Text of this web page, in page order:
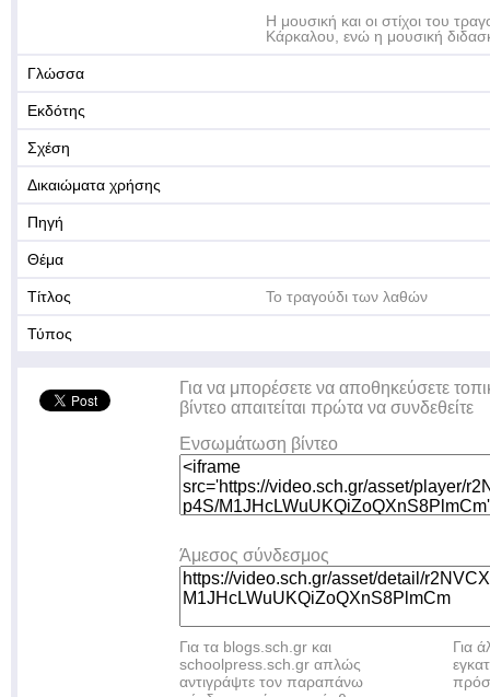
Η μουσική και οι στίχοι του
Κάρκαλου, ενώ η μουσική
Γλώσσα
Εκδότης
Σχέση
Δικαιώματα χρήσης
Πηγή
Θέμα
Τίτλος Το τραγούδι των λαθών
Τύπος
Για να μπορέσετε να αποθηκεύσετε
βίντεο απαιτείται πρώτα να συνδεθείτε
Ενσωμάτωση βίντεο
Άμεσος σύνδεσμος
Για τα blogs.sch.gr και
schoolpress.sch.gr απλώς
αντιγράψτε τον παραπάνω
Για